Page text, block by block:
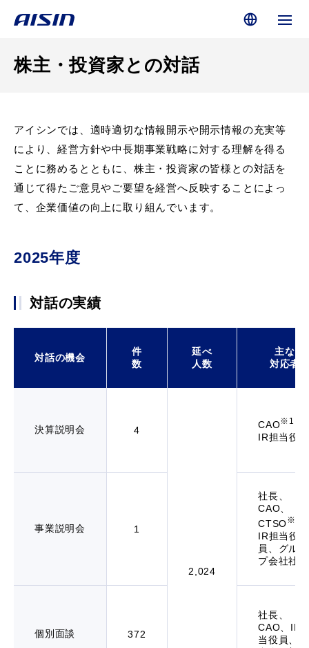
株主・投資家との対話
アイシンでは、適時適切な情報開示や開示情報の充実等
により、経営方針や中長期事業戦略に対する理解を得る
ことに務めるとともに、株主・投資家の皆様との対話を
通じて得たご意見やご要望を経営へ反映することによっ
て、企業価値の向上に取り組んでいます。
2025年度
対話の実績
対話の機会
件
数
延べ
人数
主な
対応者
決算説明会 4
2,024
CAO※1
IR担当役員
事業説明会 1
社長、
CAO、
CTSO※2
IR担当役
員、グルー
プ会社社長
個別面談 372
社長、
CAO、IR
当役員、総